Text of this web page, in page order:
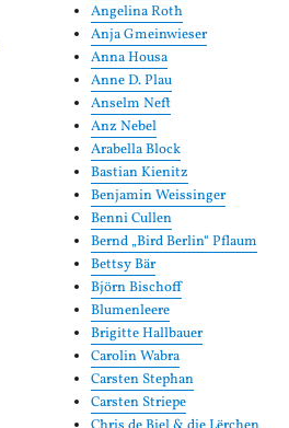
Angelina Roth
Anja Gmeinwieser
Anna Housa
Anne D. Plau
Anselm Neft
Anz Nebel
Arabella Block
Bastian Kienitz
Benjamin Weissinger
Benni Cullen
Bernd „Bird Berlin“ Pflaum
Bettsy Bär
Björn Bischoff
Blumenleere
Brigitte Hallbauer
Carolin Wabra
Carsten Stephan
Carsten Striepe